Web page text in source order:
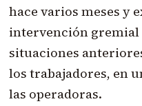
hace varios meses y
intervención
situaciones
los trabajadores, en
las operadoras.